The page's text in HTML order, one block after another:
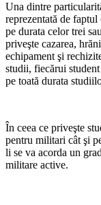
Una dintre
reprezentată de
pe durata celor trei
priveşte cazarea,
echipament şi
studii, fiecărui
pe toată durata
În ceea ce priveşte
pentru militari cât şi
li se va acorda un
militare active.